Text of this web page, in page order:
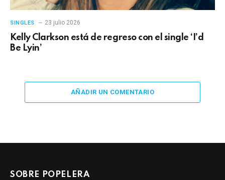
SINGLES 23 julio 2026
Kelly Clarkson está de regreso con el single ‘I’d
Be Lyin’
AÑADIR UN COMENTARIO
SOBRE POPELERA